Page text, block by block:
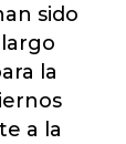
sido
la
a la